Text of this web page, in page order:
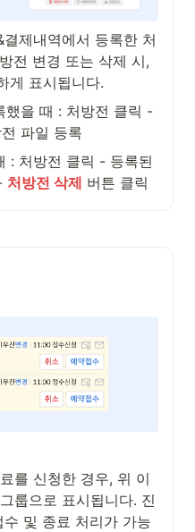
제내역에서 등록한 처
전 변경 또는 삭제 시,
게 표시됩니다.
파일 등록
: 처방전 클릭 - 등록된
처방전 삭제 버튼 클릭
를 신청한 경우, 위 이
룹으로 표시됩니다. 진
및 종료 처리가 가능